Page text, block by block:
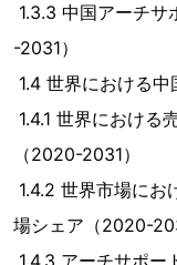
1.3.3 中国アーチ
-2031）
1.4 世界における
1.4.1 世界における
（2020-2031）
1.4.2 世界市場にお
場シェア（2020-
1.4.3 アーチサポ